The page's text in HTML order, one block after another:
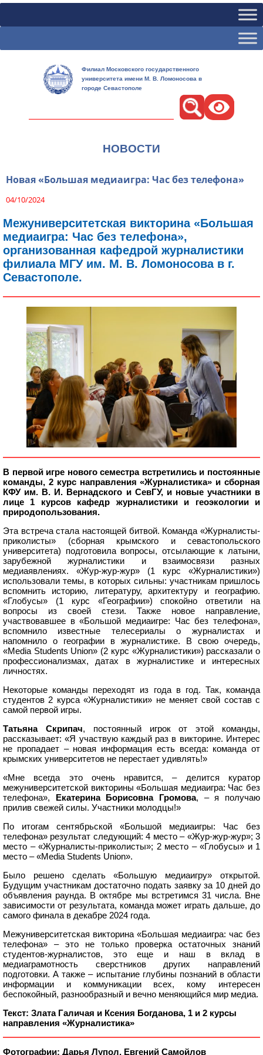
Филиал Московского государственного
университета имени М. В. Ломоносова в
городе Севастополе
НОВОСТИ
Новая «Большая медиаигра: Час без телефона»
04/10/2024
Межуниверситетская викторина «Большая
медиаигра: Час без телефона»,
организованная кафедрой журналистики
филиала МГУ им. М. В. Ломоносова в г.
Севастополе.
В первой игре нового семестра встретились и постоянные
команды, 2 курс направления «Журналистика» и сборная
КФУ им. В. И. Вернадского и СевГУ, и новые участники в
лице 1 курсов кафедр журналистики и геоэкологии и
природопользования.
Эта встреча стала настоящей битвой. Команда «Журналисты-
приколисты» (сборная крымского и севастопольского
университета) подготовила вопросы, отсылающие к латыни,
зарубежной журналистики и взаимосвязи разных
медиаявлениях. «Жур-жур-жур» (1 курс «Журналистики»)
использовали темы, в которых сильны: участникам пришлось
вспомнить историю, литературу, архитектуру и географию.
«Глобусы» (1 курс «Географии») спокойно ответили на
вопросы из своей стези. Также новое направление,
участвовавшее в «Большой медиаигре: Час без телефона»,
вспомнило известные телесериалы о журналистах и
напомнило о географии в журналистике. В свою очередь,
«Media Students Union» (2 курс «Журналистики») рассказали о
профессионализмах, датах в журналистике и интересных
личностях.
Некоторые команды переходят из года в год. Так, команда
студентов 2 курса «Журналистики» не меняет свой состав с
самой первой игры.
Татьяна Скрипач, постоянный игрок от этой команды,
рассказывает: «Я участвую каждый раз в викторине. Интерес
не пропадает – новая информация есть всегда: команда от
крымских университетов не перестает удивлять!»
«Мне всегда это очень нравится, – делится куратор
межуниверситетской викторины «Большая медиаигра: Час без
телефона», Екатерина Борисовна Громова, – я получаю
прилив свежей силы. Участники молодцы!»
По итогам сентябрьской «Большой медиаигры: Час без
телефона» результат следующий: 4 место – «Жур-жур-жур»; 3
место – «Журналисты-приколисты»; 2 место – «Глобусы» и 1
место – «Media Students Union».
Было решено сделать «Большую медиаигру» открытой.
Будущим участникам достаточно подать заявку за 10 дней до
объявления раунда. В октябре мы встретимся 31 числа. Вне
зависимости от результата, команда может играть дальше, до
самого финала в декабре 2024 года.
Межуниверситетская викторина «Большая медиаигра: час без
телефона» – это не только проверка остаточных знаний
студентов-журналистов, это еще и наш в вклад в
медиаграмотность сверстников других направлений
подготовки. А также – испытание глубины познаний в области
информации и коммуникации всех, кому интересен
беспокойный, разнообразный и вечно меняющийся мир медиа.
Текст: Злата Галичая и Ксения Богданова, 1 и 2 курсы
направления «Журналистика»
Фотографии: Дарья Лупол, Евгений Самойлов